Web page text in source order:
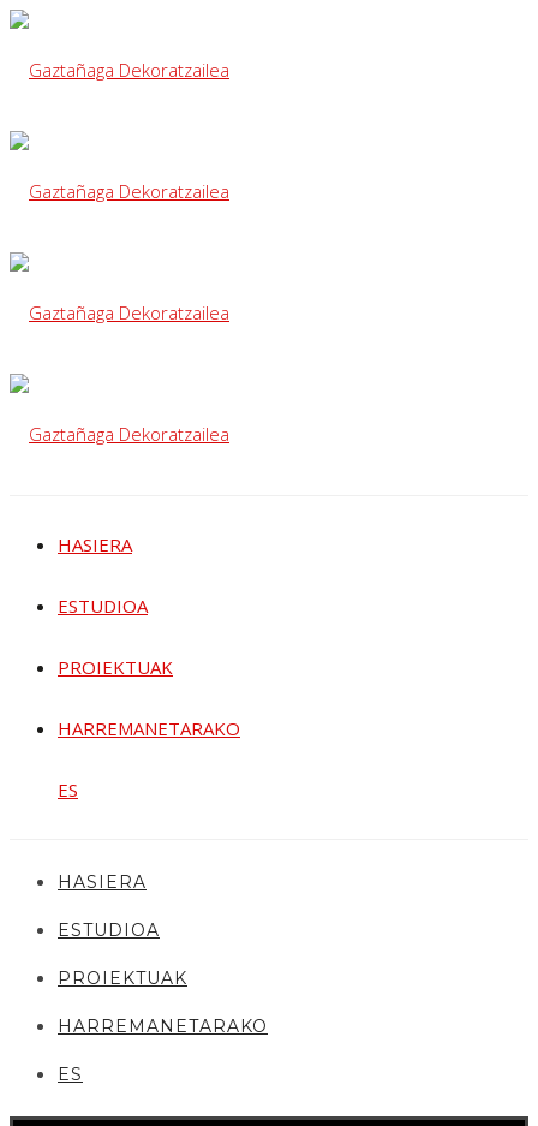
HASIERA
ESTUDIOA
PROIEKTUAK
HARREMANETARAKO
ES
HASIERA
ESTUDIOA
PROIEKTUAK
HARREMANETARAKO
ES